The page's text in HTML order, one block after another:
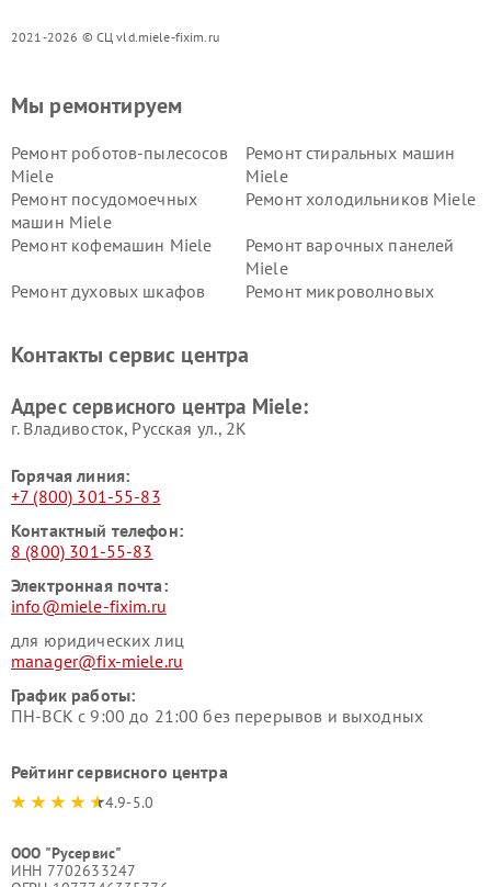
2021-2026 © СЦ vld.miele-fixim.ru
Мы ремонтируем
Ремонт роботов-пылесосов
Miele
Ремонт стиральных машин
Miele
Ремонт посудомоечных
машин Miele
Ремонт холодильников Miele
Ремонт кофемашин Miele
Ремонт варочных панелей
Miele
Ремонт духовых шкафов
Ремонт микроволновых
Miele
Miele
пылесосов Miele
Контакты сервис центра
Адрес сервисного центра Miele:
г. Владивосток, Русская ул., 2К
Горячая линия:
+7 (800) 301-55-83
Контактный телефон:
8 (800) 301-55-83
Электронная почта:
info@miele-fixim.ru
для юридических лиц
manager@fix-miele.ru
График работы:
ПН-ВСК с 9:00 до 21:00 без перерывов и выходных
Рейтинг сервисного центра
4.9-5.0
ООО "Русервис"
ИНН 7702633247